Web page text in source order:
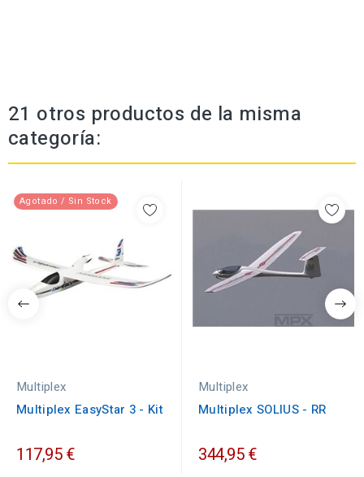
21 otros productos de la misma
categoría:
Agotado / Sin Stock
Multiplex
Multiplex EasyStar 3 - Kit
117,95 €
Multiplex
Multiplex SOLIUS - RR
344,95 €